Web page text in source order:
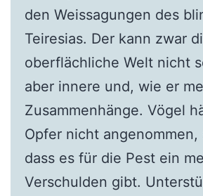
den Weissagungen des
Teiresias. Der kann zwar
oberflächliche Welt nicht
aber innere und, wie er
Zusammenhänge. Vögel
Opfer nicht angenommen,
dass es für die Pest ein
Verschulden gibt.